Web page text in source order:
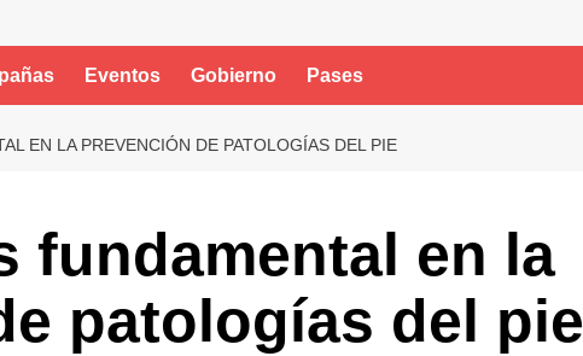
Eventos Gobierno Pases
EN LA PREVENCIÓN DE PATOLOGÍAS DEL PIE
fundamental en la
patologías del pie